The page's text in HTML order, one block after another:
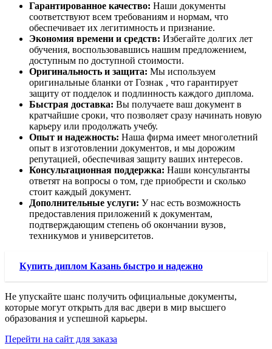
Гарантированное качество: Наши документы
соответствуют всем требованиям и нормам, что
обеспечивает их легитимность и признание.
Экономия времени и средств: Избегайте долгих лет
обучения, воспользовавшись нашим предложением,
доступным по доступной стоимости.
Оригинальность и защита: Мы используем
оригинальные бланки от Гознак , что гарантирует
защиту от подделок и подлинность каждого диплома.
Быстрая доставка: Вы получаете ваш документ в
кратчайшие сроки, что позволяет сразу начинать новую
карьеру или продолжать учебу.
Опыт и надежность: Наша фирма имеет многолетний
опыт в изготовлении документов, и мы дорожим
репутацией, обеспечивая защиту ваших интересов.
Консультационная поддержка: Наши консультанты
ответят на вопросы о том, где приобрести и сколько
стоит каждый документ.
Дополнительные услуги: У нас есть возможность
предоставления приложений к документам,
подтверждающим степень об окончании вузов,
техникумов и университетов.
Купить диплом Казань быстро и надежно
Не упускайте шанс получить официальные документы,
которые могут открыть для вас двери в мир высшего
образования и успешной карьеры.
Перейти на сайт для заказа